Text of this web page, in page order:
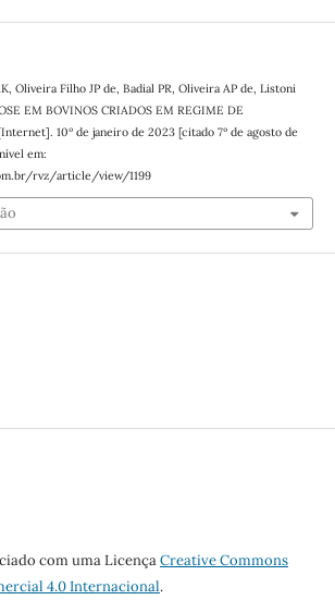
Oliveira Filho JP de, Badial PR, Oliveira AP de, Listoni
EM BOVINOS CRIADOS EM REGIME DE
10º de janeiro de 2023 [citado 7º de agosto de
em:
rvz/article/view/1199
com uma LicençaCreative Commons
4.0 Internacional.